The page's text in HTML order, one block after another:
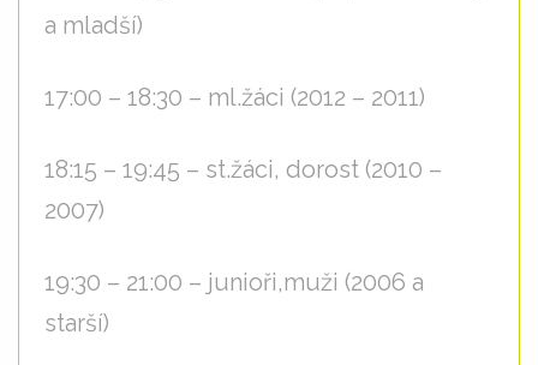
a mladší)
17:00 – 18:30 – ml.žáci (2012 – 2011)
18:15 – 19:45 – st.žáci, dorost (2010 –
2007)
19:30 – 21:00 – junioři,muži (2006 a
starší)